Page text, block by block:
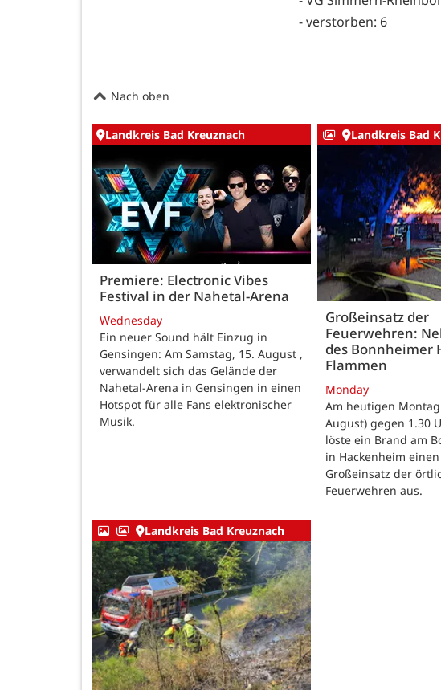
- verstorben: 6
Nach oben
Landkreis Bad Kreuznach
Premiere: Electronic Vibes
Festival in der Nahetal-Arena
Wednesday
Ein neuer Sound hält Einzug in
Gensingen: Am Samstag, 15. August ,
verwandelt sich das Gelände der
Nahetal-Arena in Gensingen in einen
Hotspot für alle Fans elektronischer
Musik.
Landkreis Bad
Großeinsatz der
Feuerwehren:
des Bonnheimer
Flammen
Monday
Am heutigen
August) gegen 1.30
löste ein Brand am
in Hackenheim
Großeinsatz der
Feuerwehren aus.
Landkreis Bad Kreuznach